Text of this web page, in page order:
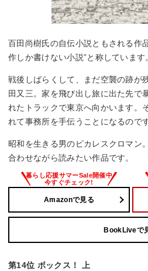
百田尚樹氏の自伝小説ともされる作
作しか書けない小説”と称しています
戦後しばらくして、まだ空襲の跡が
田又三。家を飛び出し旅に出た先で
れたトラックで東京へ向かいます。
れて事務所を手伝うことになるのです
昭和を生きる男のピカレスクロマン
合わせながら読みたい作品です。
Amazonで見る
BookLiveで
第14位 ボックス！ 上